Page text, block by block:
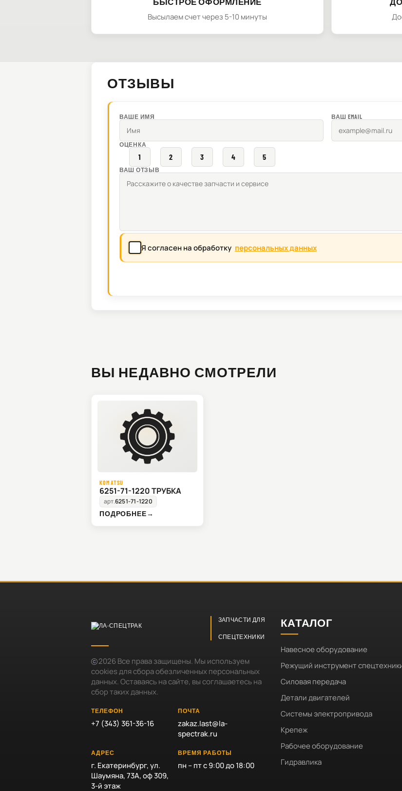
Высылаем счет через 5-10 минуты
ОТЗЫВЫ
ВАШЕ ИМЯ ВАШ EMAIL
ОЦЕНКА
1 2 3 4 5
ВАШ ОТЗЫВ
Я согласен на обработку персональных данных
ВЫ НЕДАВНО СМОТРЕЛИ
KOMATSU
6251-71-1220 ТРУБКА
арт.6251-71-1220
ПОДРОБНЕЕ→
ЗАПЧАСТИ ДЛЯ
СПЕЦТЕХНИКИ
2026Все права защищены. Мы используем
cookies для сбора обезличенных персональных
данных. Оставаясь на сайте, вы соглашаетесь на
сбор таких данных.
ТЕЛЕФОН
+7 (343) 361-36-16
ПОЧТА
zakaz.last@la-
spectrak.ru
АДРЕС
г. Екатеринбург, ул.
Шаумяна, 73А, оф 309,
3-й этаж
ВРЕМЯ РАБОТЫ
пн – пт с 9:00 до 18:00
КАТАЛОГ
Навесное оборудование
Режущий инструмент
Силовая передача
Детали двигателей
Системы электропривода
Крепеж
Рабочее оборудование
Гидравлика